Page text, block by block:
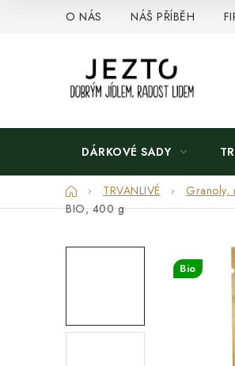
O NÁS NÁŠ PŘÍBĚH
DÁRKOVÉ SADY
DomůTRVANLIVÉ Granoly,
BIO, 400 g
Bio